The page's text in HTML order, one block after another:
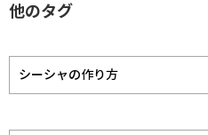
他のタグ
シーシャの作り方